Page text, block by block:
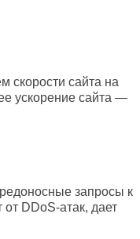
скорости сайта на
ускорение сайта —
запросы к
DDoS-атак, дает